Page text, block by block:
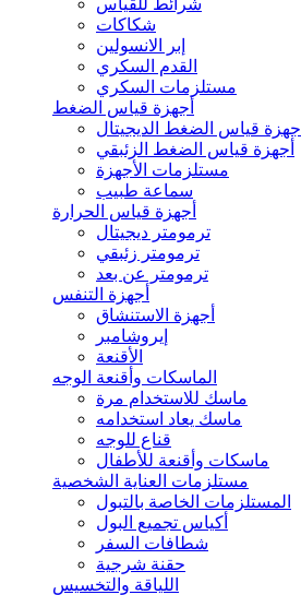
شرائط للقياس
شكاكات
إبر الانسولين
القدم السكري
مستلزمات السكري
أجهزة قياس الضغط
أجهزة قياس الضغط الديجيتال
أجهزة قياس الضغط الزئبقي
مستلزمات الأجهزة
سماعة طبيب
أجهزة قياس الحرارة
ترمومتر ديجيتال
ترمومتر زئبقي
ترمومتر عن بعد
أجهزة التنفس
أجهزة الاستنشاق
إيروشامبر
الأقنعة
الماسكات وأقنعة الوجه
ماسك للاستخدام مرة
ماسك يعاد استخدامه
قناع للوجه
ماسكات وأقنعة للأطفال
مستلزمات العناية الشخصية
المستلزمات الخاصة بالتبول
أكياس تجميع البول
شطافات السفر
حقنة شرجية
اللياقة والتخسيس